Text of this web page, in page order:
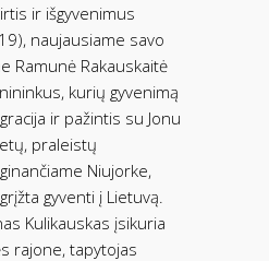
ir išgyvenimus
naujausiame savo
Ramunė Rakauskaitė
kurių gyvenimą
ir pažintis su Jonu
praleistų
Niujorke,
gyventi į Lietuvą.
Kulikauskas įsikuria
rajone, tapytojas